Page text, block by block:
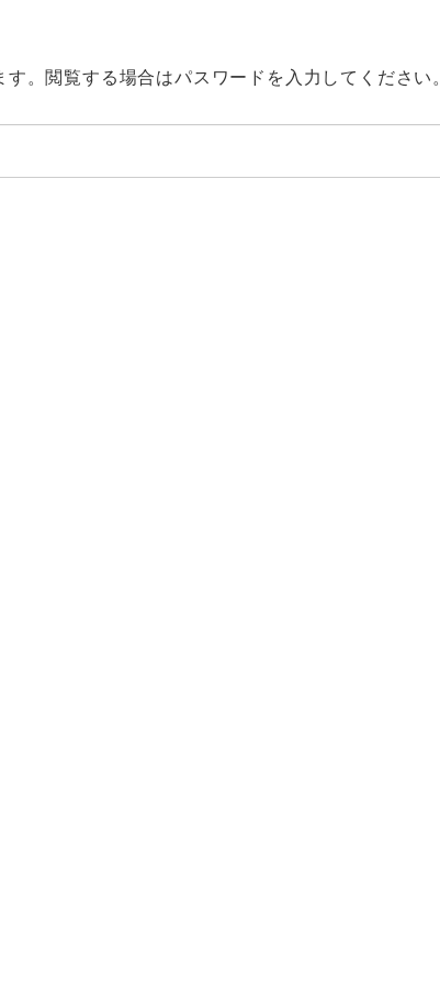
。閲覧する場合はパスワードを入力してください。